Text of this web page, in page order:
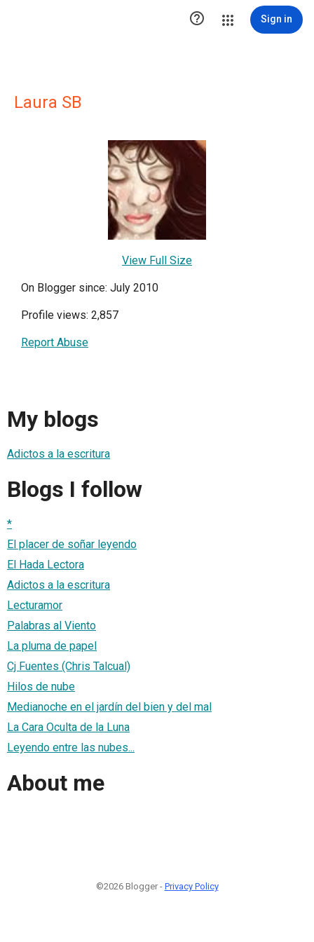
 Sign in
Laura SB
View Full Size
On Blogger since: July 2010
Profile views: 2,857
Report Abuse
My blogs
Adictos a la escritura
Blogs I follow
*
El placer de soñar leyendo
El Hada Lectora
Adictos a la escritura
Lecturamor
Palabras al Viento
La pluma de papel
Cj Fuentes (Chris Talcual)
Hilos de nube
Medianoche en el jardín del bien y del mal
La Cara Oculta de la Luna
Leyendo entre las nubes...
About me
©2026 Blogger - Privacy Policy